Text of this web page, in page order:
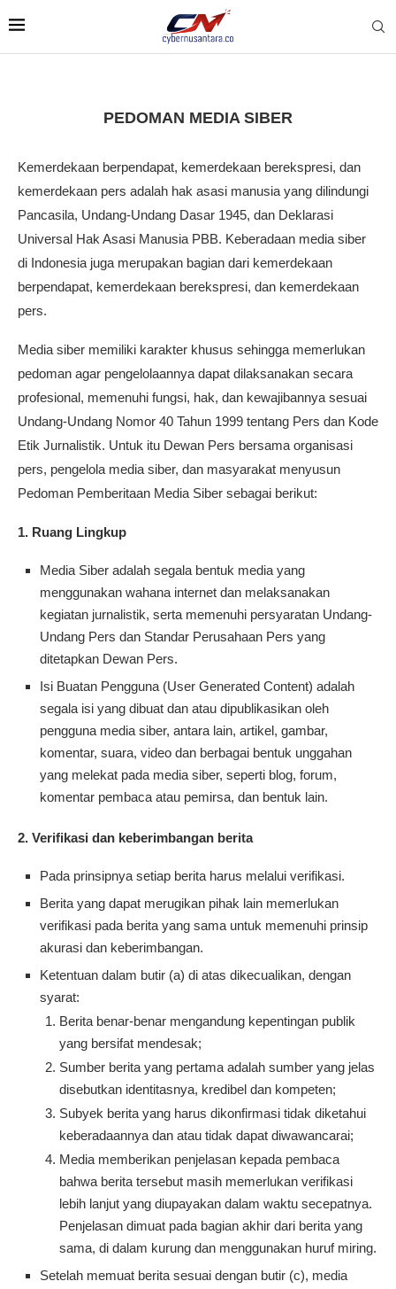
PEDOMAN MEDIA SIBER
Kemerdekaan berpendapat, kemerdekaan berekspresi, dan
kemerdekaan pers adalah hak asasi manusia yang dilindungi
Pancasila, Undang-Undang Dasar 1945, dan Deklarasi
Universal Hak Asasi Manusia PBB. Keberadaan media siber
di Indonesia juga merupakan bagian dari kemerdekaan
berpendapat, kemerdekaan berekspresi, dan kemerdekaan
pers.
Media siber memiliki karakter khusus sehingga memerlukan
pedoman agar pengelolaannya dapat dilaksanakan secara
profesional, memenuhi fungsi, hak, dan kewajibannya sesuai
Undang-Undang Nomor 40 Tahun 1999 tentang Pers dan Kode
Etik Jurnalistik. Untuk itu Dewan Pers bersama organisasi
pers, pengelola media siber, dan masyarakat menyusun
Pedoman Pemberitaan Media Siber sebagai berikut:
1. Ruang Lingkup
Media Siber adalah segala bentuk media yang
menggunakan wahana internet dan melaksanakan
kegiatan jurnalistik, serta memenuhi persyaratan Undang-
Undang Pers dan Standar Perusahaan Pers yang
ditetapkan Dewan Pers.
Isi Buatan Pengguna (User Generated Content) adalah
segala isi yang dibuat dan atau dipublikasikan oleh
pengguna media siber, antara lain, artikel, gambar,
komentar, suara, video dan berbagai bentuk unggahan
yang melekat pada media siber, seperti blog, forum,
komentar pembaca atau pemirsa, dan bentuk lain.
2. Verifikasi dan keberimbangan berita
Pada prinsipnya setiap berita harus melalui verifikasi.
Berita yang dapat merugikan pihak lain memerlukan
verifikasi pada berita yang sama untuk memenuhi prinsip
akurasi dan keberimbangan.
Ketentuan dalam butir (a) di atas dikecualikan, dengan
syarat:
Berita benar-benar mengandung kepentingan publik
yang bersifat mendesak;
Sumber berita yang pertama adalah sumber yang jelas
disebutkan identitasnya, kredibel dan kompeten;
Subyek berita yang harus dikonfirmasi tidak diketahui
keberadaannya dan atau tidak dapat diwawancarai;
Media memberikan penjelasan kepada pembaca
bahwa berita tersebut masih memerlukan verifikasi
lebih lanjut yang diupayakan dalam waktu secepatnya.
Penjelasan dimuat pada bagian akhir dari berita yang
sama, di dalam kurung dan menggunakan huruf miring.
Setelah memuat berita sesuai dengan butir (c), media